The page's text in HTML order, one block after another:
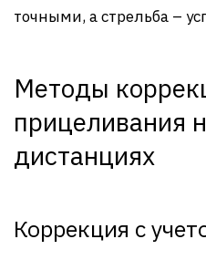
точными, а стрельба –
Методы
прицеливания
дистанциях
Коррекция с